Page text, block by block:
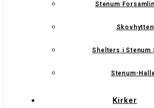
Stenum
Skovhytten
Shelters i Stenum
Stenum-
Kirker